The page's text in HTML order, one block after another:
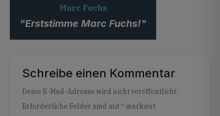
Marc Fuchs
"Erststimme Marc Fuchs!"
Schreibe einen Kommentar
Deine E-Mail-Adresse wird nicht veröffentlicht.
Erforderliche Felder sind mit * markiert
Alternative: